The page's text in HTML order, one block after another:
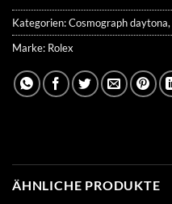
Kategorien:Cosmograph daytona,
Marke: Rolex
ÄHNLICHE PRODUKTE